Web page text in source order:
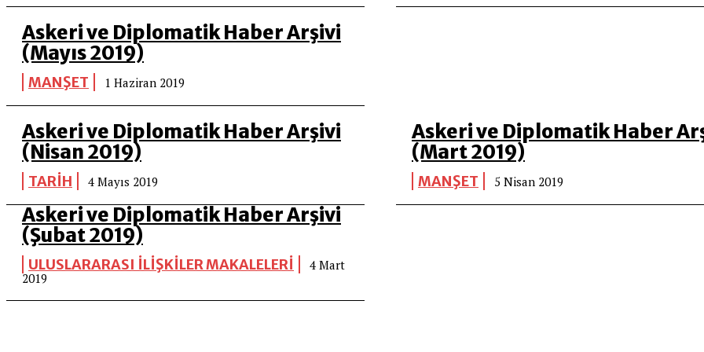
Askeri ve Diplomatik Haber Arşivi
(Mayıs 2019)
MANŞET 1 Haziran 2019
Askeri ve Diplomatik Haber Arşivi
(Nisan 2019)
TARİH 4 Mayıs 2019
Askeri ve Diplomatik Haber
(Mart 2019)
MANŞET 5 Nisan 2019
Askeri ve Diplomatik Haber Arşivi
(Şubat 2019)
ULUSLARARASI İLİŞKİLER MAKALELERİ
4 Mart
2019